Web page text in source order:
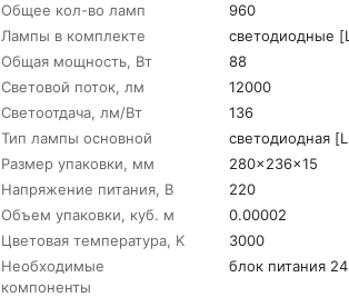
Общее кол-во ламп
960
Лампы в комплекте
светодиодные
Общая мощность, Вт
88
Световой поток, лм
12000
Светоотдача, лм/Вт
136
Тип лампы основной
светодиодная
Размер упаковки, мм
280x236x15
Напряжение питания, В
220
Объем упаковки, куб. м
0.00002
Цветовая температура, K
3000
Необходимые
компоненты
блок питания